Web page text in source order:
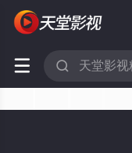
 